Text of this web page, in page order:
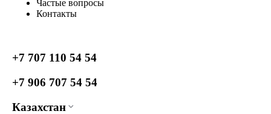
Частые вопросы
Контакты
+7 707 110 54 54
+7 906 707 54 54
Казахстан